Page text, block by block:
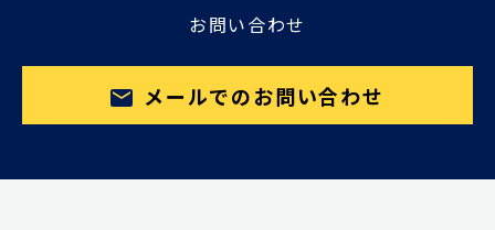
お問い合わせ
メールでのお問い合わせ